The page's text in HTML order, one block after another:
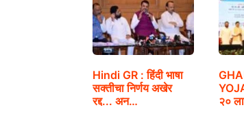
Hindi GR : हिंदी भाषा
सक्तीचा निर्णय अखेर
रद्द... अन…
२०